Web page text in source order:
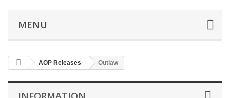
MENU
AOP Releases Outlaw